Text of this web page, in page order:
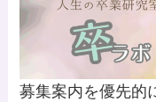
募集案内を優先的